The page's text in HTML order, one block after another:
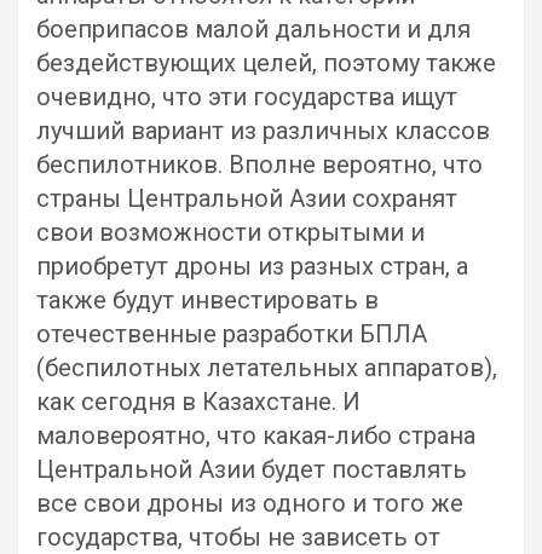
боеприпасов малой дальности и для
бездействующих целей, поэтому также
очевидно, что эти государства ищут
лучший вариант из различных классов
беспилотников. Вполне вероятно, что
страны Центральной Азии сохранят
свои возможности открытыми и
приобретут дроны из разных стран, а
также будут инвестировать в
отечественные разработки БПЛА
(беспилотных летательных аппаратов),
как сегодня в Казахстане. И
маловероятно, что какая-либо страна
Центральной Азии будет поставлять
все свои дроны из одного и того же
государства, чтобы не зависеть от